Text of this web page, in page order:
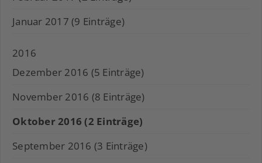
Januar 2017 (9 Einträge)
2016
Dezember 2016 (5 Einträge)
November 2016 (8 Einträge)
Oktober 2016 (2 Einträge)
September 2016 (3 Einträge)